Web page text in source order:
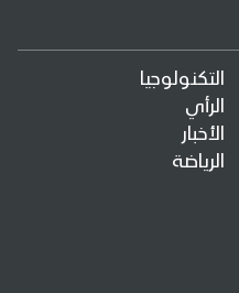
التكنولوجيا
الرأي
الأخبار
الرياضة